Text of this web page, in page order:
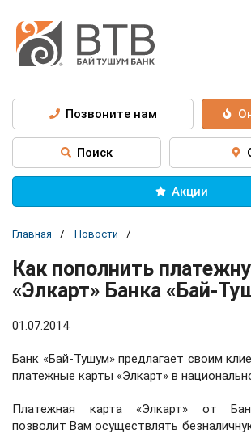
Позвоните нам
Поиск
Акции
Главная Новости
Как пополнить
«Элкарт» Банка «Бай-
01.07.2014
Банк «Бай-Тушум» предлагает своим
платежные карты «Элкарт» в
Платежная карта «Элкарт» от
позволит Вам осуществлять